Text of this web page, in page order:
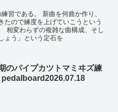
習である。 新曲を何曲か作り、
たので練度を上げていこうという
相変わらずの複雑な曲構成、そし
ょう」という定石を
のパイプカツトマミヰズ練
pedalboard2026.07.18